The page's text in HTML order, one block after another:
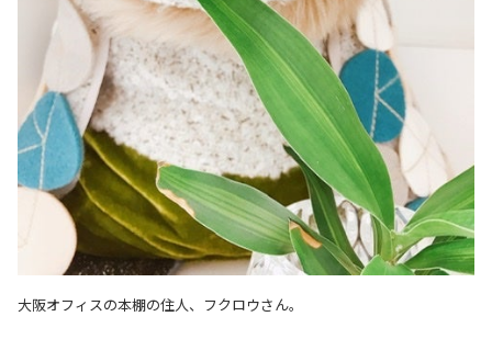
大阪オフィスの本棚の住人、フクロウさん。